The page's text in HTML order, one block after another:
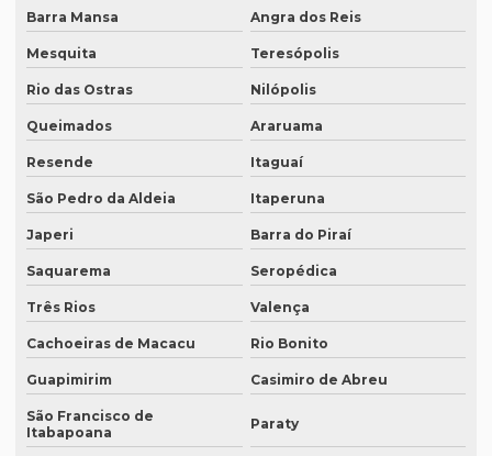
Empresa de legendagem sp
Empresa de legendagem de vídeos em espanhol
Empresa que apostila tradução juramentada
Empresa que apostila tradução juramentada em campinas
Empresa que apostila tradução juramentada em porto alegre
Empresa que faz tradução juramentada
Empresa que faz tradução simultânea
Empresa que faz tradução simultânea em curitiba
Empresa que faz tradução simultânea em recife
Empresa que traduz artigos científicos
Empresa que traduz artigos científicos em brasília
Barra Mansa Angra dos Reis
Mesquita Teresópolis
Rio das Ostras Nilópolis
Queimados Araruama
Resende Itaguaí
São Pedro da Aldeia Itaperuna
Japeri Barra do Piraí
Saquarema Seropédica
Três Rios Valença
Cachoeiras de Macacu Rio Bonito
Guapimirim Casimiro de Abreu
São Francisco de
Itabapoana
Paraty